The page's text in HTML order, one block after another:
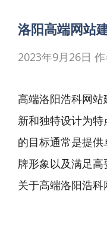
洛阳高端网站
2023年9月26日
高端洛阳浩科网
新和独特设计为
的目标通常是提
牌形象以及满足
关于高端洛阳浩科